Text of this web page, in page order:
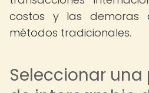
costos y las demoras
métodos tradicionales.
Seleccionar